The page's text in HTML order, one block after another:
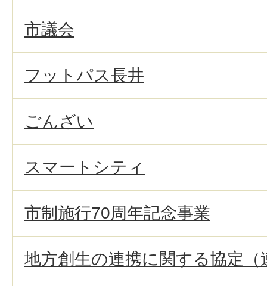
市議会
フットパス長井
ごんざい
スマートシティ
市制施行70周年記念事業
地方創生の連携に関する協定（